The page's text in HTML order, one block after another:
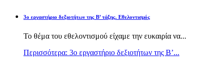
3ο εργαστήριο δεξιοτήτων της Β’ τάξης. Εθελοντισμός
Το θέμα του εθελοντισμού είχαμε την ευκαιρία να...
Περισσότερα: 3ο εργαστήριο δεξιοτήτων της Β’...